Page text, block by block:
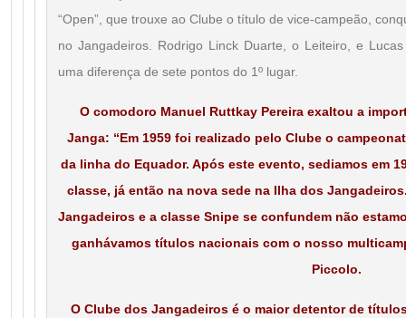
“Open”, que trouxe ao Clube o título de vice-campeão,
no Jangadeiros. Rodrigo Linck Duarte, o Leiteiro, e
uma diferença de sete pontos do 1º lugar.
O comodoro Manuel Ruttkay Pereira exaltou a
Janga: “Em 1959 foi realizado pelo Clube o
da linha do Equador. Após este evento, sediamos em
classe, já então na nova sede na Ilha dos
Jangadeiros e a classe Snipe se confundem não
ganhávamos títulos nacionais com o nosso
Piccolo.
O Clube dos Jangadeiros é o maior detentor de